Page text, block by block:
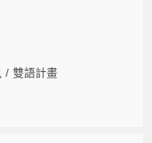
/ 雙語計畫